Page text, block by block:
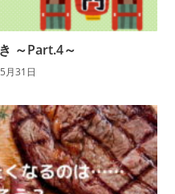
～Part.4～
月31日